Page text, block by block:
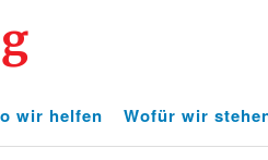
wir helfen Wofür wir